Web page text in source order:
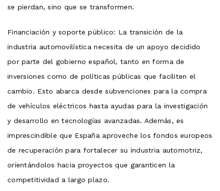
se pierdan, sino que se transformen.
Financiación y soporte público: La transición de la
industria automovilística necesita de un apoyo decidido
por parte del gobierno español, tanto en forma de
inversiones como de políticas públicas que faciliten el
cambio. Esto abarca desde subvenciones para la compra
de vehículos eléctricos hasta ayudas para la investigación
y desarrollo en tecnologías avanzadas. Además, es
imprescindible que España aproveche los fondos europeos
de recuperación para fortalecer su industria automotriz,
orientándolos hacia proyectos que garanticen la
competitividad a largo plazo.